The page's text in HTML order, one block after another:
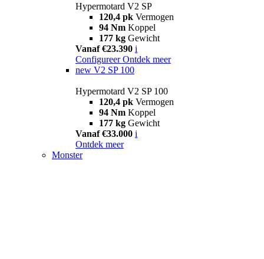
Hypermotard V2 SP
120,4 pk Vermogen
94 Nm Koppel
177 kg Gewicht
Vanaf €23.390 i
Configureer Ontdek meer
new V2 SP 100
Hypermotard V2 SP 100
120,4 pk Vermogen
94 Nm Koppel
177 kg Gewicht
Vanaf €33.000 i
Ontdek meer
Monster